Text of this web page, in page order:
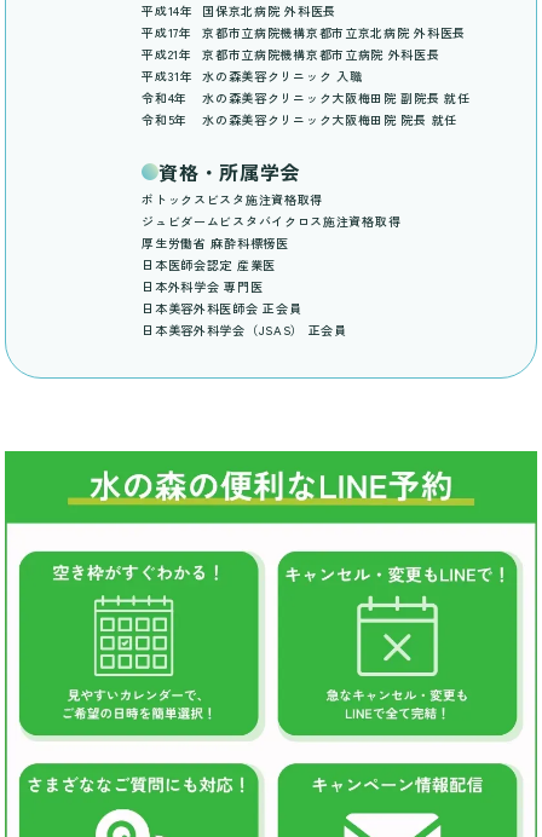
平成14年
国保京北病院 外科医長
平成17年
京都市立病院機構京都市立京北病院 外科医長
平成21年
京都市立病院機構京都市立病院 外科医長
平成31年
水の森美容クリニック 入職
令和4年
水の森美容クリニック大阪梅田院 副院長 就任
令和5年
水の森美容クリニック大阪梅田院 院長 就任
資格・所属学会
ボトックスビスタ施注資格取得
ジュビダームビスタバイクロス施注資格取得
厚生労働省 麻酔科標榜医
日本医師会認定 産業医
日本外科学会 専門医
日本美容外科医師会 正会員
日本美容外科学会（JSAS） 正会員